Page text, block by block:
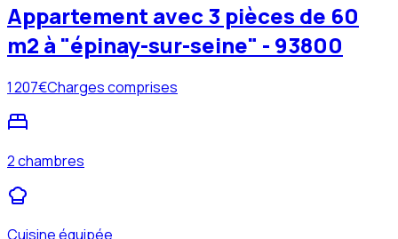
Appartement avec 3 pièces de 60
m2 à "épinay-sur-seine" - 93800
1 207€Charges comprises
2 chambres
Cuisine équipée